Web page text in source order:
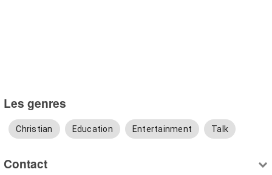
Les genres
Christian Education Entertainment Talk
Contact